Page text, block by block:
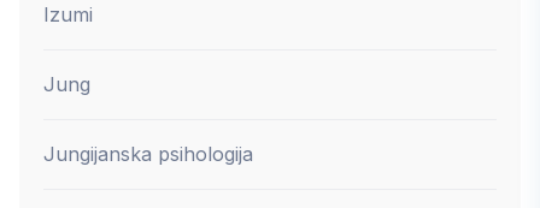
Izumi
Jung
Jungijanska psihologija